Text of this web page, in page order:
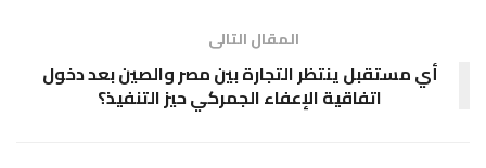
المقال التالى
أي مستقبل ينتظر التجارة بين مصر والصين بعد دخول
اتفاقية الإعفاء الجمركي حيز التنفيذ؟